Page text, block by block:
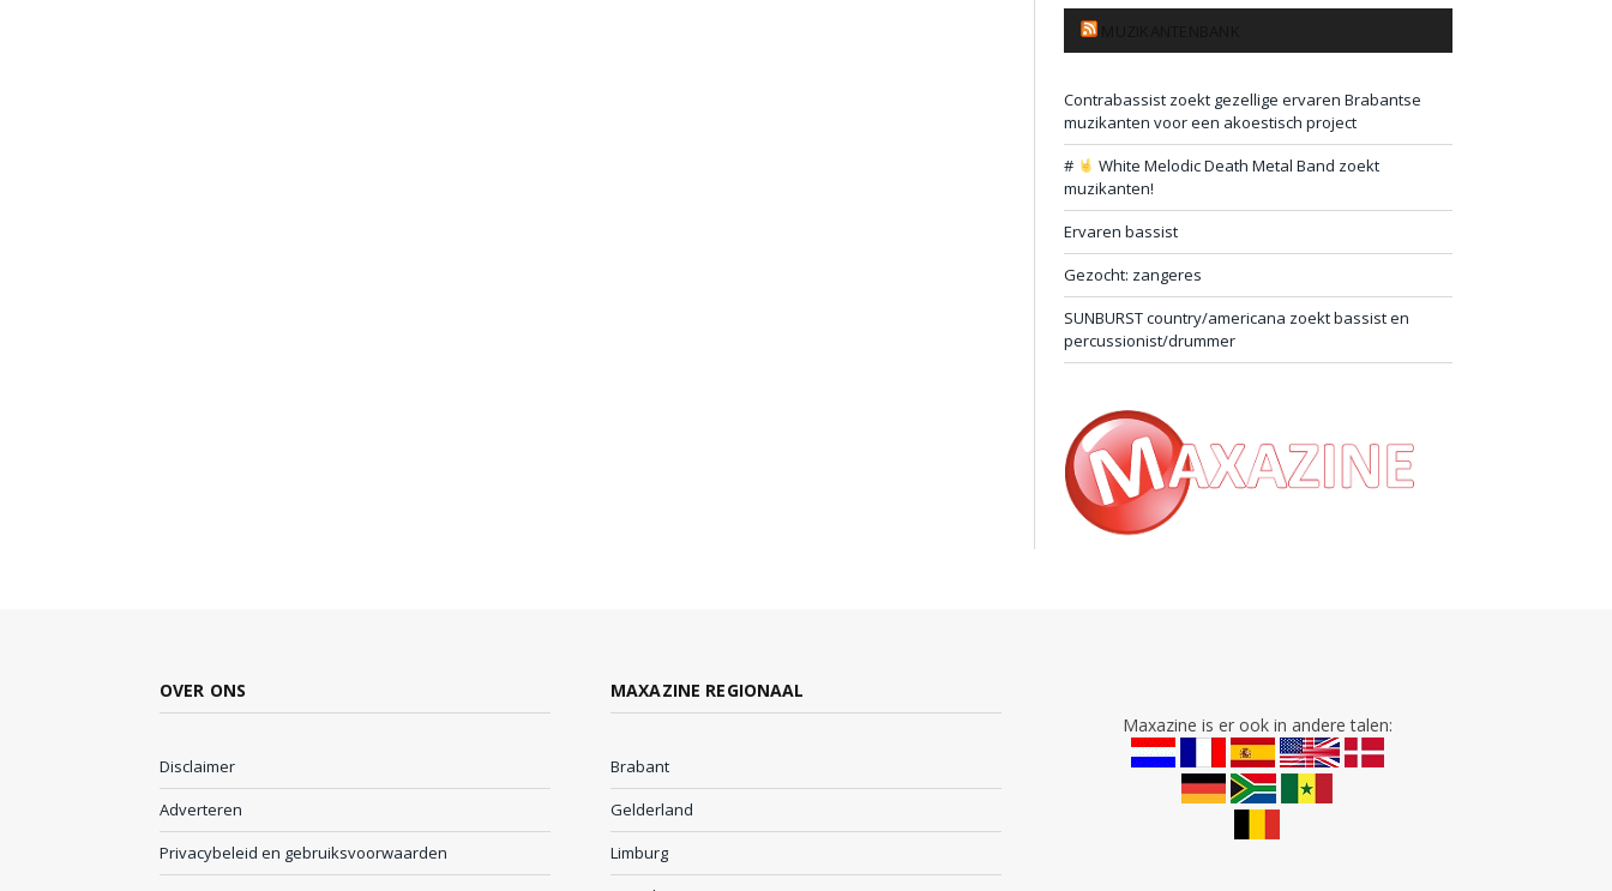
Contrabassist zoekt gezellige ervaren Brabantse
muzikanten voor een akoestisch project
#
White Melodic Death Metal Band zoekt
muzikanten!
Ervaren bassist
Gezocht: zangeres
SUNBURST country/americana zoekt bassist en
percussionist/drummer
OVER ONS
Disclaimer
Adverteren
Privacybeleid en gebruiksvoorwaarden
MAXAZINE REGIONAAL
Brabant
Gelderland
Limburg
Maxazine is er ook in andere talen: